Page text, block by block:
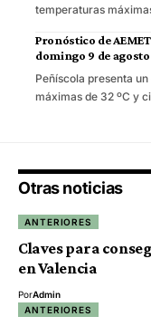
temperaturas
Pronóstico de
domingo 9 de agosto
Peñíscola presenta
máximas de 32 ºC y
Otras noticias
ANTERIORES
Claves para
en Valencia
PorAdmin
ANTERIORES